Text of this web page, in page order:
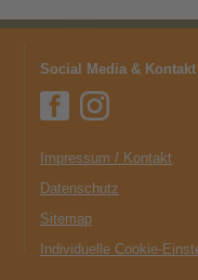
Social Media & Kontakt
Impressum / Kontakt
Datenschutz
Sitemap
Individuelle Cookie-